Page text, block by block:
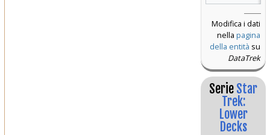
Modifica i dati
nella pagina
della entità su
DataTrek
Serie Star
Trek:
Lower
Decks